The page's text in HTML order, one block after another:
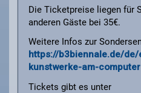
Die Ticketpreise liegen für
anderen Gäste bei 35€.
Weitere Infos zur
https://b3biennale.de/
kunstwerke-am-computer
Tickets gibt es unter